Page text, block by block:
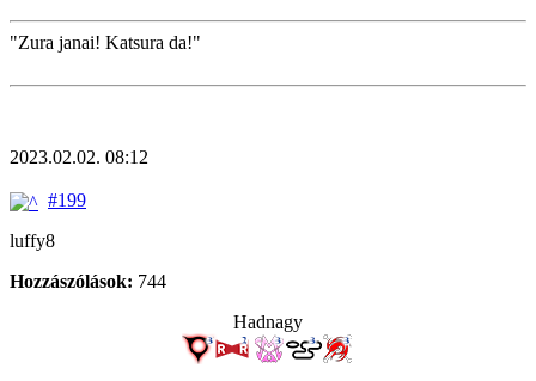
"Zura janai! Katsura da!"
2023.02.02. 08:12
#199
luffy8
Hozzászólások: 744
Hadnagy